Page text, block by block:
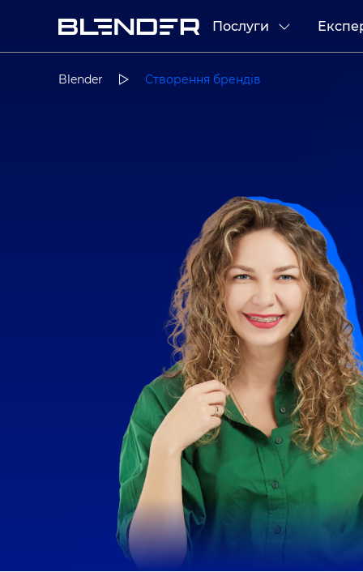
Послуги
Blender Створення брендів